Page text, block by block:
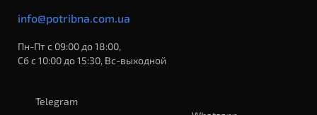
info@potribna.com.ua
Пн-Пт с 09:00 до 18:00,
Сб с 10:00 до 15:30, Вс-выходной
Telegram